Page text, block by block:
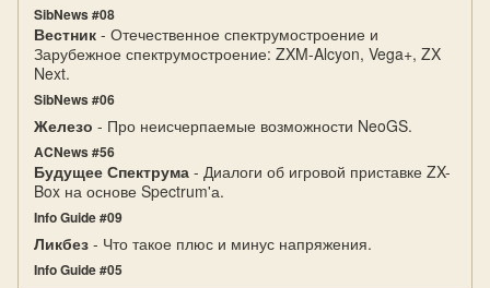
SibNews #08
Вестник - Отечественное спектрумостроение и
Зарубежное спектрумостроение: ZXM-Alcyon, Vega+, ZX
Next.
SibNews #06
Железо - Про неисчерпаемые возможности NeoGS.
ACNews #56
Будущее Спектрума - Диалоги об игровой приставке ZX-
Box на основе Spectrum'а.
Info Guide #09
Ликбез - Что такое плюс и минус напряжения.
Info Guide #05